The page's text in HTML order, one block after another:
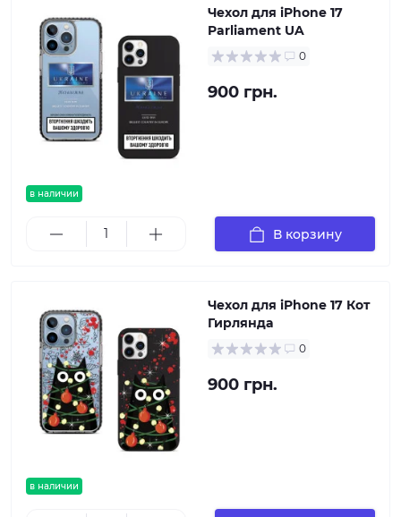
в наличии
Чехол для iPhone 17
Parliament UA
0
900 грн.
В корзину
в наличии
Чехол для iPhone 17 Кот
Гирлянда
0
900 грн.